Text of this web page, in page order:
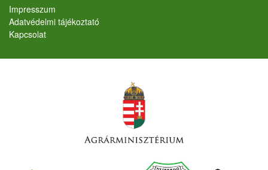
Lábléc
Impresszum
Adatvédelmi tájékoztató
Kapcsolat